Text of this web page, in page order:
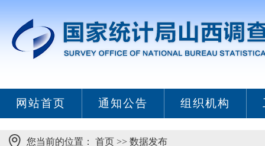
网站首页 通知公告 组织机构
您当前的位置： 首页 >> 数据发布